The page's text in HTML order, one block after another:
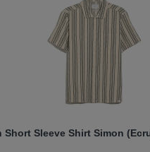
Short Sleeve Shirt Simon